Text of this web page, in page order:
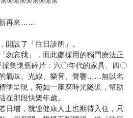
新再來……
開設了「往日診所」。
勿忘我」，而此處採用的獨門療法正
集懷舊碎片：六〇年代的家具、四〇
氣味、光線、樂音、聲響……無以名
準呈現，宛如一座座時光隧道，幫助
在那段快樂年歲。
日增，就連健康人士也期待入住，只